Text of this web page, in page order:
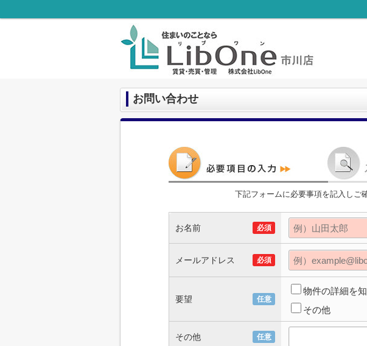
お問い合わせ
下記フォームに必要事項を記入しご
お名前 必須
メールアドレス 必須
要望 任意
物件の詳細を
その他
その他 任意